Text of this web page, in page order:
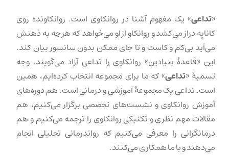
«تداعی» یک مفهوم آشنا در روانکاوی است. روانکاونده روی
کاناپه دراز می‌کشد و روانکاو از او می‌خواهد که هر چه به ذهنش
می‌آید بی‌کم و کاست و تا جای ممکن بدون سانسور بیان کند.
این «قاعدهٔ بنیادین» روانکاوی را تداعی آزاد می‌گویند. وجه
تسمیهٔ «تداعی» که ما برای مجموعه انتخاب کرده‌ایم، همین
است. تداعی یک مجموعهٔ آموزشی و درمانی است. هم دوره‌های
آموزش روانکاوی و نشست‌های تخصصی برگزار می‌کنیم، هم
مقالات مهم نظری و تکنیکی روانکاوی را ترجمه می‌کنیم و هم
درمانگرانی را معرفی می‌کنیم که رواندرمانی تحلیلی انجام
می‌دهند و با ما همکاری می‌کنند.